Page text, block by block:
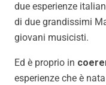
due esperienze
di due grandissimi
giovani musicisti.
Ed è proprio in
esperienze che è nata